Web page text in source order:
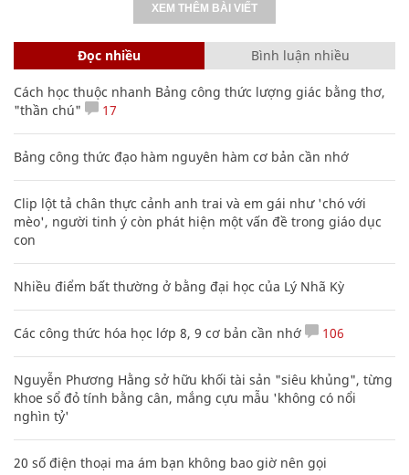
XEM THÊM BÀI VIẾT
Đọc nhiều Bình luận nhiều
Cách học thuộc nhanh Bảng công thức lượng giác bằng thơ,
"thần chú"
17
Bảng công thức đạo hàm nguyên hàm cơ bản cần nhớ
Clip lột tả chân thực cảnh anh trai và em gái như 'chó với
mèo', người tinh ý còn phát hiện một vấn đề trong giáo dục
con
Nhiều điểm bất thường ở bằng đại học của Lý Nhã Kỳ
Các công thức hóa học lớp 8, 9 cơ bản cần nhớ 106
Nguyễn Phương Hằng sở hữu khối tài sản "siêu khủng", từng
khoe sổ đỏ tính bằng cân, mắng cựu mẫu 'không có nổi
nghìn tỷ'
20 số điện thoại ma ám bạn không bao giờ nên gọi